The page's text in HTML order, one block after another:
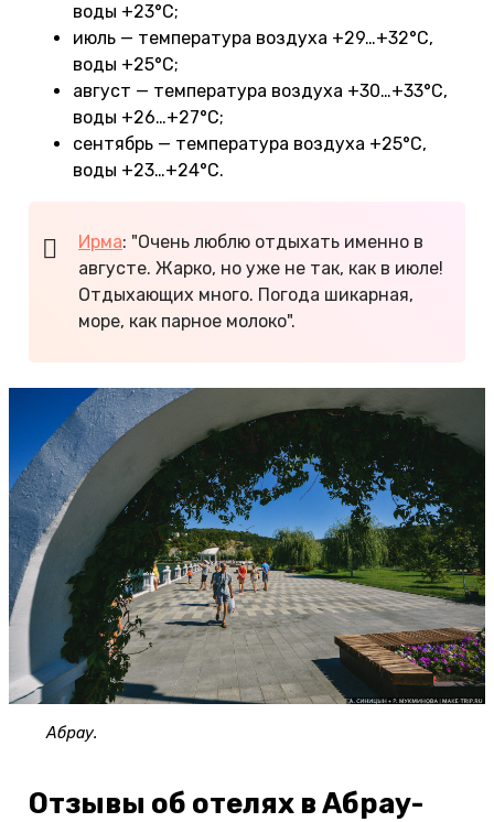
воды +23°С;
июль — температура воздуха +29…+32°С,
воды +25°С;
август — температура воздуха +30…+33°С,
воды +26…+27°С;
сентябрь — температура воздуха +25°С,
воды +23…+24°С.
Ирма: "Очень люблю отдыхать именно в
августе. Жарко, но уже не так, как в июле!
Отдыхающих много. Погода шикарная,
море, как парное молоко".
Абрау.
Отзывы об отелях в Абрау-